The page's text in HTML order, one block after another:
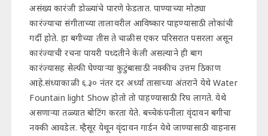
असंख्य कारंजी डोळ्यांचे पारणे फेडतात. पाण्याच्या मोठ्या
कारंज्याचा संगीताच्या तालावरील आविष्कार पाहण्यासाठी लोकांची
गर्दी होते. हा बगीच्या तीस ते चाळीस एकर परिसरात पसरला असून
कारंज्याची रचना पायरी पध्दतीने केली असल्याने ही बाग
कारंज्यासह सेल्फी घेण्याऱ्या कुटुंबासाठी नक्कीच उत्तम ठिकाण
आहे.संध्याकाळी ६.३० नंतर दर अर्ध्या तासाच्या अंतराने येथे Water
Fountain light Show होतो तो पाहण्यासाठी रिघ लागते. येथे
असणाऱ्या तळ्यात बोटिंग करता येते. बच्चेकंपनीला वृंदावन बगीचा
नक्की आवडेल. म्हैसूर येथून वृंदावन गार्डन येथे जाण्यासाठी वाहनास